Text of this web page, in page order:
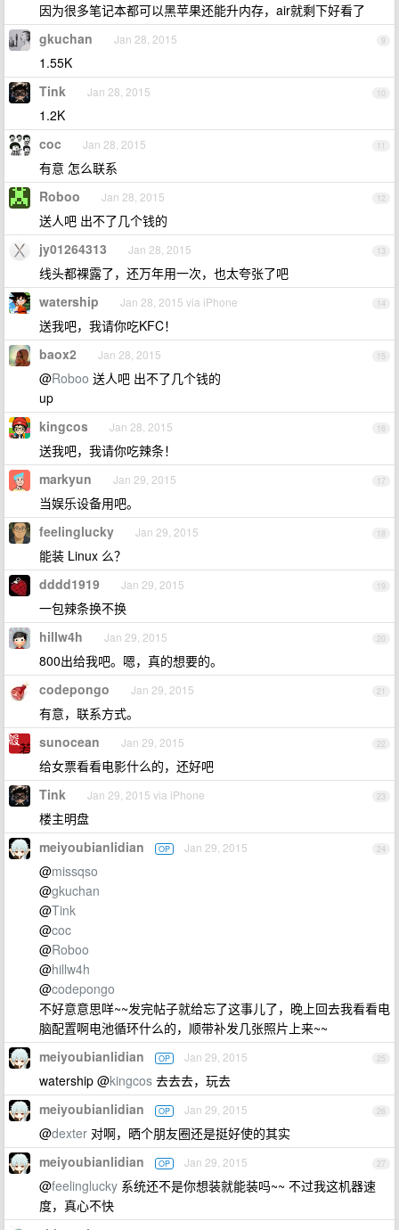
因为很多笔记本都可以黑苹果还能升内存，air就剩下好看了
9
gkuchan Jan 28, 2015
1.55K
10
Tink Jan 28, 2015
1.2K
11
coc Jan 28, 2015
有意 怎么联系
12
Roboo Jan 28, 2015
送人吧 出不了几个钱的
13
jy01264313 Jan 28, 2015
线头都裸露了，还万年用一次，也太夸张了吧
14
watership Jan 28, 2015 via iPhone
送我吧，我请你吃KFC！
15
baox2 Jan 28, 2015
@Roboo 送人吧 出不了几个钱的
up
16
kingcos Jan 28, 2015
送我吧，我请你吃辣条！
17
markyun Jan 29, 2015
当娱乐设备用吧。
18
feelinglucky Jan 29, 2015
能装 Linux 么？
19
dddd1919 Jan 29, 2015
一包辣条换不换
20
hillw4h Jan 29, 2015
800出给我吧。嗯，真的想要的。
21
codepongo Jan 29, 2015
有意，联系方式。
22
sunocean Jan 29, 2015
给女票看看电影什么的，还好吧
23
Tink Jan 29, 2015 via iPhone
楼主明盘
24
meiyoubianlidian OP Jan 29, 2015
@missqso
@gkuchan
@Tink
@coc
@Roboo
@hillw4h
@codepongo
不好意意思咩~~发完帖子就给忘了这事儿了，晚上回去我看看电
脑配置啊电池循环什么的，顺带补发几张照片上来~~
25
meiyoubianlidian OP Jan 29, 2015
watership @kingcos 去去去，玩去
26
meiyoubianlidian OP Jan 29, 2015
@dexter 对啊，晒个朋友圈还是挺好使的其实
27
meiyoubianlidian OP Jan 29, 2015
@feelinglucky 系统还不是你想装就能装吗~~ 不过我这机器速
度，真心不快